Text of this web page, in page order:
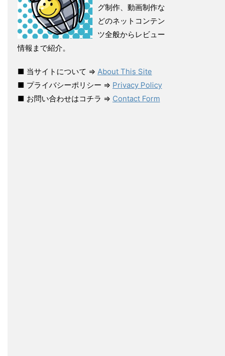
グ制作、動画制作な
どのネットコンテン
ツ全般からレビュー
情報まで紹介。
■ 当サイトについて ⇒ About This Site
■ プライバシーポリシー ⇒ Privacy Policy
■ お問い合わせはコチラ ⇒ Contact Form